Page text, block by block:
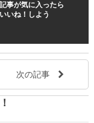
事が気に入ったら
いいね！しよう
次の記事